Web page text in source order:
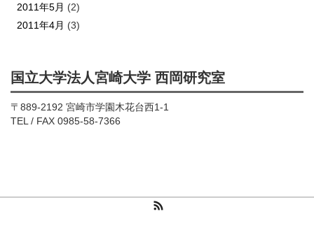
2011年5月 (2)
2011年4月 (3)
国立大学法人宮崎大学 西岡研究室
〒889-2192 宮崎市学園木花台西1-1
TEL / FAX 0985-58-7366